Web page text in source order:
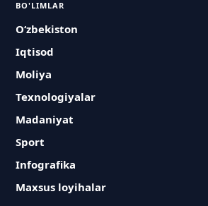
BO'LIMLAR
O‘zbekiston
Iqtisod
Moliya
Texnologiyalar
Madaniyat
Sport
Infografika
Maxsus loyihalar